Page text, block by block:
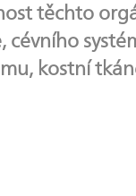
těchto
cévního
kostní